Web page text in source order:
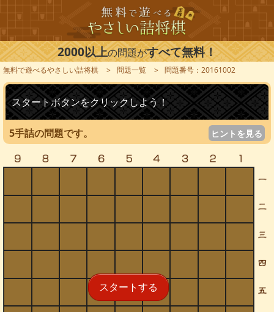
2000以上の問題がすべて無料！
無料で遊べるやさしい詰将棋 問題一覧 問題番号：20161002
スタートボタンをクリックしよう！
5手詰の問題です。 ヒントを見る
スタートする